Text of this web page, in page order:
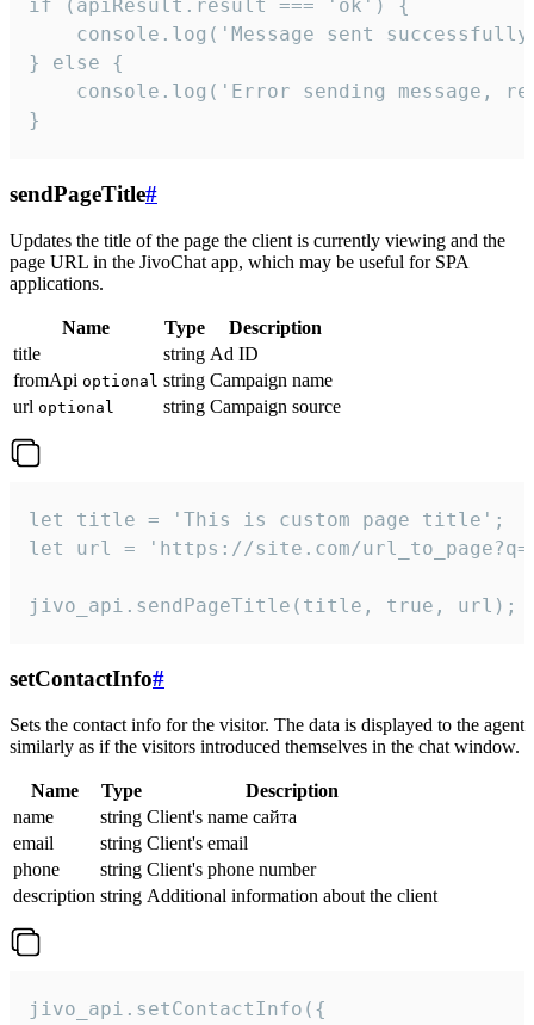
if (apiResult.result === 'ok') {
console.log('Message sent
} else {
console.log('Error sending message,
}
sendPageTitle#
Updates the title of the page the client is currently viewing and the
page URL in the JivoChat app, which may be useful for SPA
applications.
Name Type
Description
title
string Ad ID
fromApi optional string Campaign name
url optional string Campaign source
let title = 'This is custom page title';
let url = 'https://site.com/
jivo_api.sendPageTitle(title, true, url);
setContactInfo#
Sets the contact info for the visitor. The data is displayed to the agent
similarly as if the visitors introduced themselves in the chat window.
Name Type
Description
name
string Client's name сайта
email
string Client's email
phone
string Client's phone number
description string Additional information about the client
jivo_api.setContactInfo({